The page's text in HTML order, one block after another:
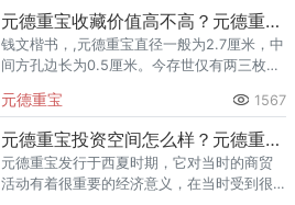
元德重宝收藏价值高不高？元德重宝市场行情怎么样？
钱文楷书，,元德重宝直径一般为2.7厘米，中
间方孔边长为0.5厘米。今存世仅有两三枚，
是当时社会历史背景的真实反映。
元德重宝 1567
元德重宝投资空间怎么样？元德重宝值得收藏吗？
元德重宝发行于西夏时期，它对当时的商贸
活动有着很重要的经济意义，在当时受到很